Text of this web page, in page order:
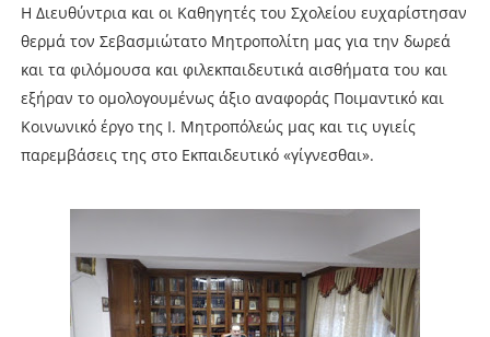
Η Διευθύντρια και οι Καθηγητές του Σχολείου ευχαρίστησαν
θερμά τον Σεβασμιώτατο Μητροπολίτη μας για την δωρεά
και τα φιλόμουσα και φιλεκπαιδευτικά αισθήματα του και
εξήραν το ομολογουμένως άξιο αναφοράς Ποιμαντικό και
Κοινωνικό έργο της Ι. Μητροπόλεώς μας και τις υγιείς
παρεμβάσεις της στο Εκπαιδευτικό «γίγνεσθαι».